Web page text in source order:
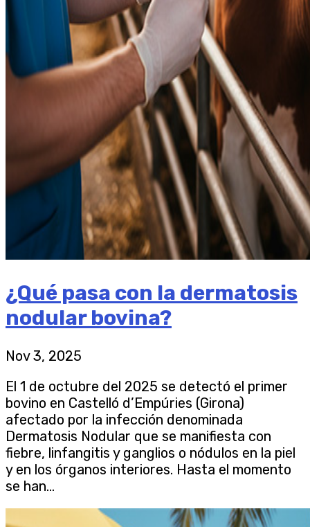
¿Qué pasa con la dermatosis
nodular bovina?
Nov 3, 2025
El 1 de octubre del 2025 se detectó el primer
bovino en Castelló d’Empúries (Girona)
afectado por la infección denominada
Dermatosis Nodular que se manifiesta con
fiebre, linfangitis y ganglios o nódulos en la piel
y en los órganos interiores. Hasta el momento
se han...